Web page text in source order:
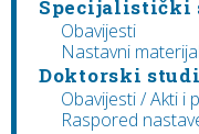
Specijalistički
Obavijesti
Nastavni materijal
Doktorski
Obavijesti / Akti i
Raspored